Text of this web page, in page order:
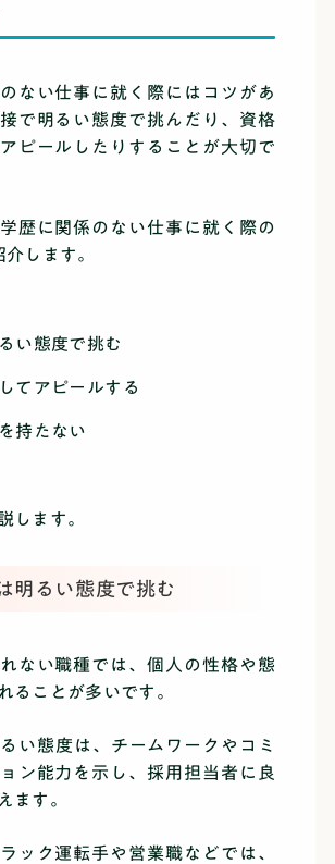
ない仕事に就く際にはコツがあ
で明るい態度で挑んだり、資格
ピールしたりすることが大切で
歴に関係のない仕事に就く際の
します。
い態度で挑む
てアピールする
持たない
します。
明るい態度で挑む
ない職種では、個人の性格や態
ることが多いです。
い態度は、チームワークやコミ
ン能力を示し、採用担当者に良
ます。
ック運転手や営業職などでは、